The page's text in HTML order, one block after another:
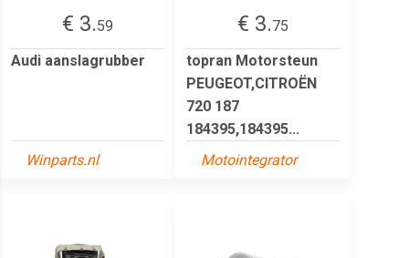
€ 3.59
Audi aanslagrubber
Winparts.nl
€ 3.75
topran Motorsteun
PEUGEOT,CITROËN
720 187
184395,184395...
Motointegrator